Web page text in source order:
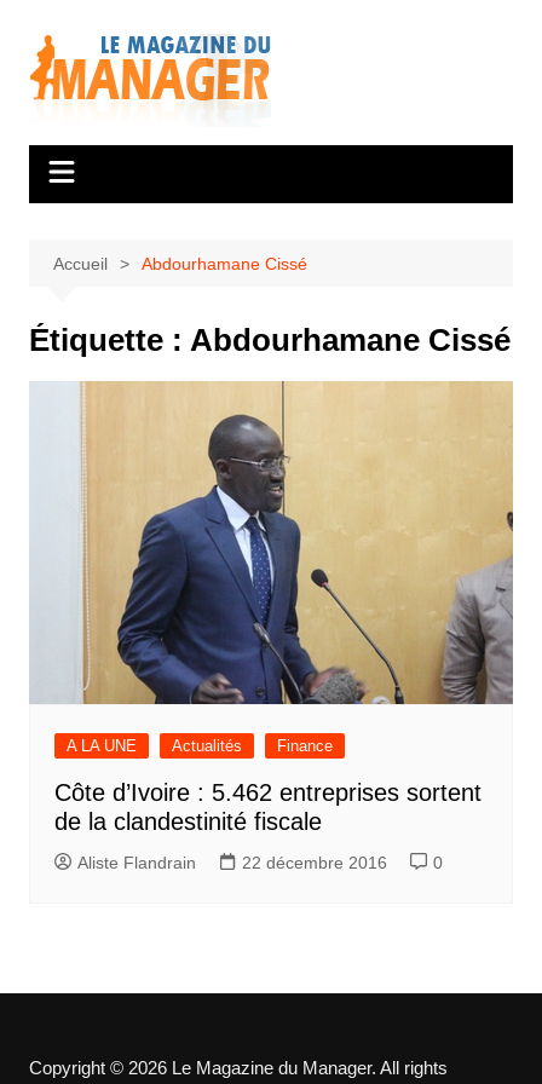
contenu
Accueil Abdourhamane Cissé
Étiquette : Abdourhamane Cissé
A LA UNE Actualités Finance
Côte d’Ivoire : 5.462 entreprises sortent
de la clandestinité fiscale
Aliste Flandrain 22 décembre 2016 0
Copyright © 2026 Le Magazine du Manager. All rights